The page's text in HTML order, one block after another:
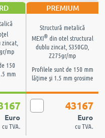
PREMIUM
mp
150
mm
Structură metalică
MEXI® din otel structural
dublu zincat, S350GD,
Z275gr/mp
Profilele sunt de 150 mm
lăţime şi 1.5 mm grosime
Euro
cu TVA.
43167
Euro
cu TVA.